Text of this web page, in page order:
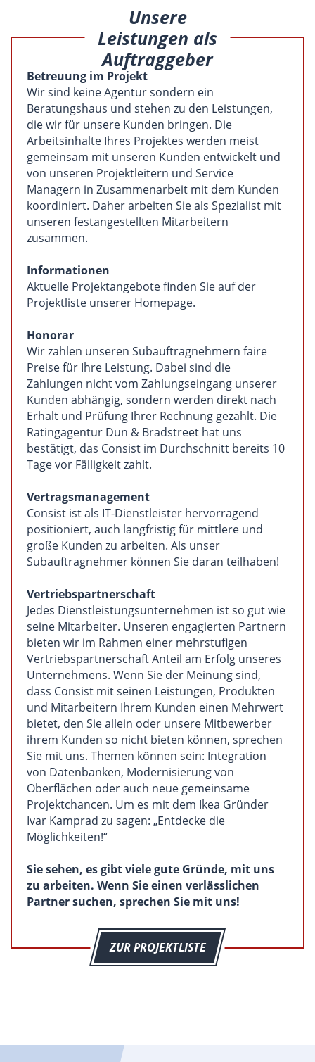
Unsere
Leistungen als
Auftraggeber
Betreuung im Projekt
Wir sind keine Agentur sondern ein
Beratungshaus und stehen zu den Leistungen,
die wir für unsere Kunden bringen. Die
Arbeitsinhalte Ihres Projektes werden meist
gemeinsam mit unseren Kunden entwickelt und
von unseren Projektleitern und Service
Managern in Zusammenarbeit mit dem Kunden
koordiniert. Daher arbeiten Sie als Spezialist mit
unseren festangestellten Mitarbeitern
zusammen.
Informationen
Aktuelle Projektangebote finden Sie auf der
Projektliste unserer Homepage.
Honorar
Wir zahlen unseren Subauftragnehmern faire
Preise für Ihre Leistung. Dabei sind die
Zahlungen nicht vom Zahlungseingang unserer
Kunden abhängig, sondern werden direkt nach
Erhalt und Prüfung Ihrer Rechnung gezahlt. Die
Ratingagentur Dun & Bradstreet hat uns
bestätigt, das Consist im Durchschnitt bereits 10
Tage vor Fälligkeit zahlt.
Vertragsmanagement
Consist ist als IT-Dienstleister hervorragend
positioniert, auch langfristig für mittlere und
große Kunden zu arbeiten. Als unser
Subauftragnehmer können Sie daran teilhaben!
Vertriebspartnerschaft
Jedes Dienstleistungsunternehmen ist so gut wie
seine Mitarbeiter. Unseren engagierten Partnern
bieten wir im Rahmen einer mehrstufigen
Vertriebspartnerschaft Anteil am Erfolg unseres
Unternehmens. Wenn Sie der Meinung sind,
dass Consist mit seinen Leistungen, Produkten
und Mitarbeitern Ihrem Kunden einen Mehrwert
bietet, den Sie allein oder unsere Mitbewerber
ihrem Kunden so nicht bieten können, sprechen
Sie mit uns. Themen können sein: Integration
von Datenbanken, Modernisierung von
Oberflächen oder auch neue gemeinsame
Projektchancen. Um es mit dem Ikea Gründer
Ivar Kamprad zu sagen: „Entdecke die
Möglichkeiten!“
Sie sehen, es gibt viele gute Gründe, mit uns
zu arbeiten. Wenn Sie einen verlässlichen
Partner suchen, sprechen Sie mit uns!
ZUR PROJEKTLISTE